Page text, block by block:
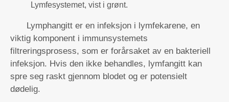
Lymfesystemet, vist i grønt.
Lymphangitt er en infeksjon i lymfekarene, en
viktig komponent i immunsystemets
filtreringsprosess, som er forårsaket av en bakteriell
infeksjon. Hvis den ikke behandles, lymfangitt kan
spre seg raskt gjennom blodet og er potensielt
dødelig.